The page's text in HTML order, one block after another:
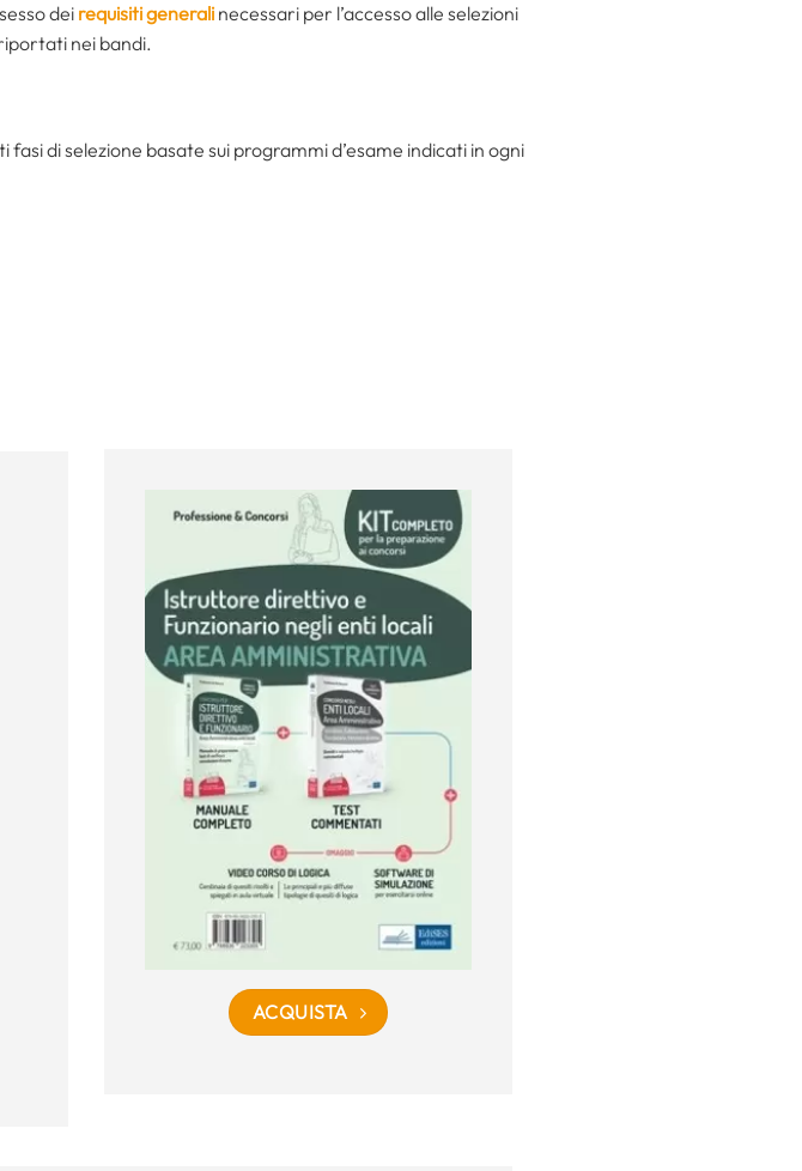
dei requisiti generali necessari per l’accesso alle selezioni
nei bandi.
di selezione basate sui programmi d’esame indicati in ogni
ACQUISTA